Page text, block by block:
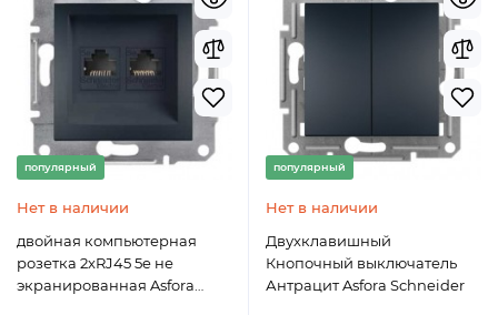
популярный
Нет в наличии
двойная компьютерная
розетка 2xRJ45 5e не
экранированная Asfora
популярный
Нет в наличии
Двухклавишный
Кнопочный выключатель
Антрацит Asfora Schneider